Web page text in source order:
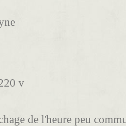
v
de l'heure peu